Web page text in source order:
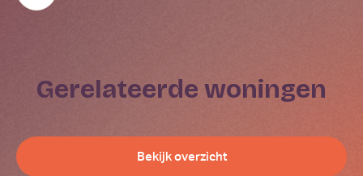
gerelateerde woningen
Bekijk overzicht